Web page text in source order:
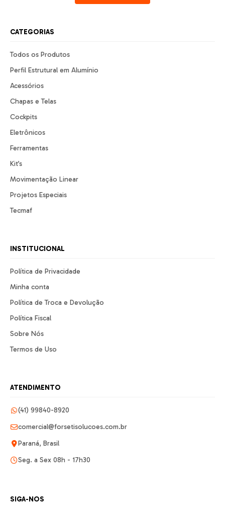
CATEGORIAS
Todos os Produtos
Perfil Estrutural em Alumínio
Acessórios
Chapas e Telas
Cockpits
Eletrônicos
Ferramentas
Kit’s
Movimentação Linear
Projetos Especiais
Tecmaf
INSTITUCIONAL
Política de Privacidade
Minha conta
Política de Troca e Devolução
Política Fiscal
Sobre Nós
Termos de Uso
ATENDIMENTO
(41) 99840-8920
comercial@forsetisolucoes.com.br
Paraná, Brasil
Seg. a Sex 08h - 17h30
SIGA-NOS